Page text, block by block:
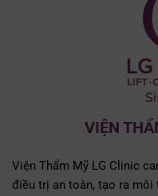
VIỆN
Viện Thẩm Mỹ LG Clinic
điều trị an toàn, tạo ra môi